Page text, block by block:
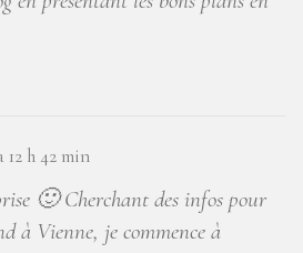
12 h 42 min
🙂 Cherchant des infos pour
à Vienne, je commence à